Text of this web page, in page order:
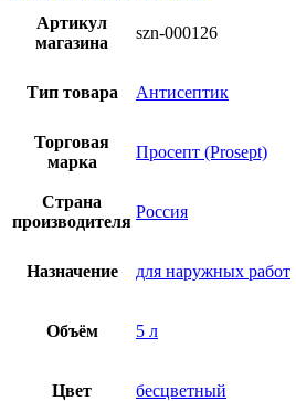
Артикул
магазина
szn-000126
Тип товара Антисептик
Торговая
марка
Просепт (Prosept)
Страна
производителя
Россия
Назначение для наружных работ
Объём 5 л
Цвет бесцветный